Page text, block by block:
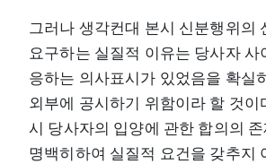
그러나 생각컨대 본시 신분행위의
요구하는 실질적 이유는 당사자 사
응하는 의사표시가 있었음을 확실
외부에 공시하기 위함이라 할 것이
시 당사자의 입양에 관한 합의의
명백히하여 실질적 요건을 갖추지